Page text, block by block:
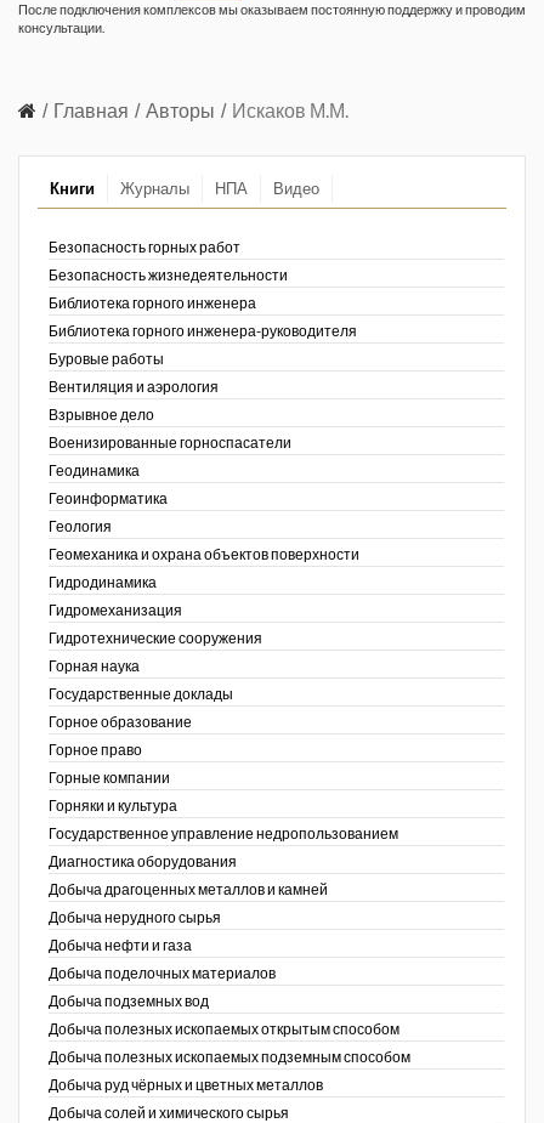
После подключения комплексов мы оказываем постоянную поддержку и проводим
консультации.
Главная Авторы Искаков М.М.
Книги Журналы НПА Видео
Безопасность горных работ
Безопасность жизнедеятельности
Библиотека горного инженера
Библиотека горного инженера-руководителя
Буровые работы
Вентиляция и аэрология
Взрывное дело
Военизированные горноспасатели
Геодинамика
Геоинформатика
Геология
Геомеханика и охрана объектов поверхности
Гидродинамика
Гидромеханизация
Гидротехнические сооружения
Горная наука
Государственные доклады
Горное образование
Горное право
Горные компании
Горняки и культура
Государственное управление недропользованием
Диагностика оборудования
Добыча драгоценных металлов и камней
Добыча нерудного сырья
Добыча нефти и газа
Добыча поделочных материалов
Добыча подземных вод
Добыча полезных ископаемых открытым способом
Добыча полезных ископаемых подземным способом
Добыча руд чёрных и цветных металлов
Добыча солей и химического сырья
Информационный бюллетень
атомному надзору
Маркшейдерия и недропользование
Медицина катастроф
Минеральные ресурсы России
Нефтегазовые технологии
Нефтегазовая вертикаль
Разведка и охрана недр
Стандарт качества
Сфера. Нефть и газ
Уголь
Уголь Кузбасса
Химагрегаты
Электроэнергия. Передача и
распределение
Coal People Magazine